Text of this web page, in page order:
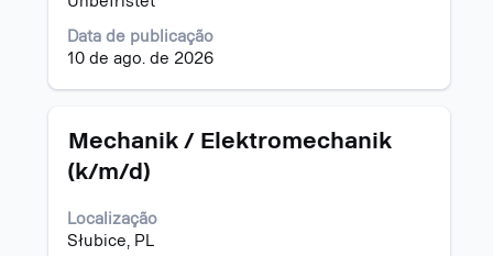
Data de publicação
10 de ago. de 2026
para
visualizar
dela.
Título
Mechanik / Elektromechanik
(k/m/d)
Localização
Słubice, PL
Selecione
vaga
a
barra